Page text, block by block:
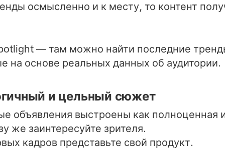
осмысленно и к месту, то контент
— там можно найти последние
на основе реальных данных об аудитории.
и цельный сюжет
объявления выстроены как полноценная
же заинтересуйте зрителя.
кадров представьте свой продукт.